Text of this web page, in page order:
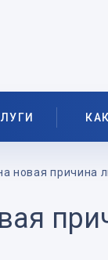
новая причина